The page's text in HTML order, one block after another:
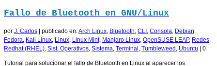
Fallo de Bluetooth en GNU/Linux
por J. Carlos publicado en:Arch Linux, Bluetooth, CLI , Consola, Debian,
Fedora, Kali Linux, Linux, Linux Mint, Manjaro Linux, OpenSUSE LEAP, Redes,
Redhat (RHEL), Sist. Operativos, Sistema, Terminal , Tumbleweed , Ubuntu 0
Tutorial para solucionar el fallo de Bluetooth en Linux al aparecer los